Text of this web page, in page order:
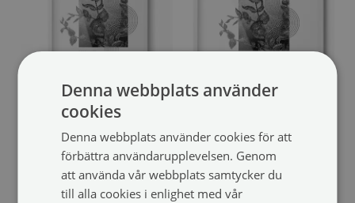
Tavelram vit
50x70 cm(#rpb-50x70)
storlek från: 50x70 cm
349 SEK
Affischram vit
storlek från: 50x50 cm
249 SEK
Denna webbplats använder
cookies
Denna webbplats använder cookies för att
förbättra användarupplevelsen. Genom
att använda vår webbplats samtycker du
till alla cookies i enlighet med vår